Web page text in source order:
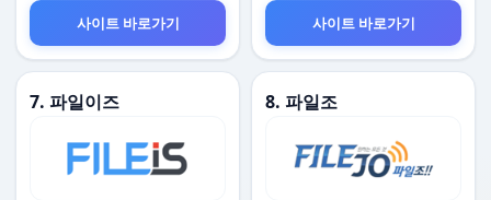
사이트 바로가기
사이트 바로가기
7. 파일이즈 8. 파일조